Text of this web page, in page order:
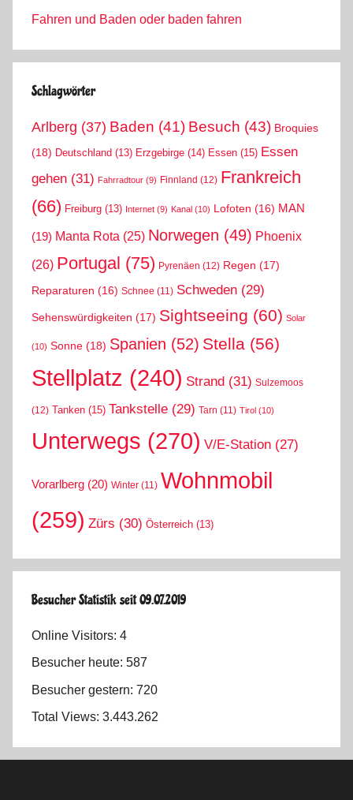
Fahren und Baden oder baden fahren
Schlagwörter
Arlberg (37) Baden (41) Besuch (43) Broquies
(18) Deutschland (13) Erzgebirge (14) Essen (15) Essen
gehen (31) Fahrradtour (9) Finnland (12) Frankreich
(66) Freiburg (13) Internet (9) Kanal (10) Lofoten (16) MAN
(19) Manta Rota (25) Norwegen (49) Phoenix
(26) Portugal (75) Pyrenäen (12) Regen (17)
Reparaturen (16) Schnee (11) Schweden (29)
Sehenswürdigkeiten (17) Sightseeing (60) Solar
(10) Sonne (18) Spanien (52) Stella (56)
Stellplatz (240) Strand (31) Sulzemoos
(12) Tanken (15) Tankstelle (29) Tarn (11) Tirol (10)
Unterwegs (270) V/E-Station (27)
Vorarlberg (20) Winter (11) Wohnmobil
(259) Zürs (30) Österreich (13)
Besucher Statistik seit 09.07.2019
Online Visitors: 4
Besucher heute: 587
Besucher gestern: 720
Total Views: 3.443.262